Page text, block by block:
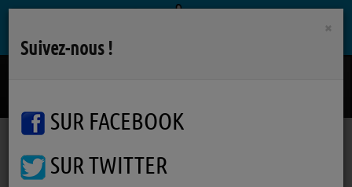
Podcasts Élections municipales 2026
×
Suivez-nous !
SUR FACEBOOK
SUR TWITTER